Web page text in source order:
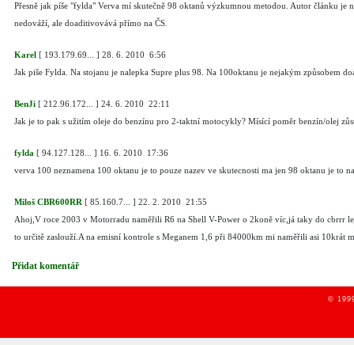
Přesně jak píše "fylda" Verva mí skutečně 98 oktanů výzkumnou metodou. Autor článku je
nedováží, ale doaditivovává přímo na ČS.
Karel [ 193.179.69... ] 28. 6. 2010 6:56
Jak piše Fylda. Na stojanu je nalepka Supre plus 98. Na 100oktanu je nejakým způsobem
BenJi [ 212.96.172... ] 24. 6. 2010 22:11
Jak je to pak s užitím oleje do benzínu pro 2-taktní motocykly? Mísící poměr benzín/olej
fylda [ 94.127.128... ] 16. 6. 2010 17:36
verva 100 neznamena 100 oktanu je to pouze nazev ve skutecnosti ma jen 98 oktanu je to
Miloš CBR600RR [ 85.160.7... ] 22. 2. 2010 21:55
Ahoj,V roce 2003 v Motorradu naměřili R6 na Shell V-Power o 2koně víc,já taky do cbrrr
to určitě zaslouží.A na emisní kontrole s Meganem 1,6 při 84000km mi naměřili asi 10krát
Přidat komentář
©